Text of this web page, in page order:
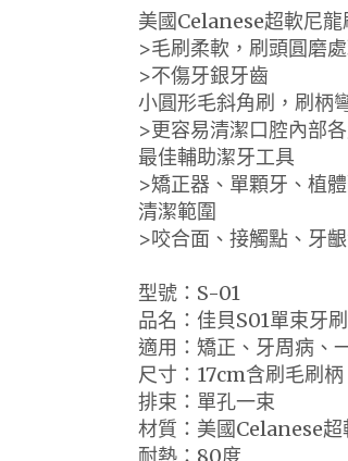
美國Celanese超軟尼龍
>毛刷柔軟，刷頭圓磨
>不傷牙銀牙齒
小圓形毛斜角刷，刷柄
>更容易清潔口腔內部
最佳輔助潔牙工具
>矯正器、單顆牙、植
清潔範圍
>咬合面、接觸點、牙
型號：S-01
品名：佳貝S01單束牙刷
適用：矯正、牙周病、
尺寸：17cm含刷毛刷柄
排束：單孔一束
材質：美國Celanese
耐熱：80度